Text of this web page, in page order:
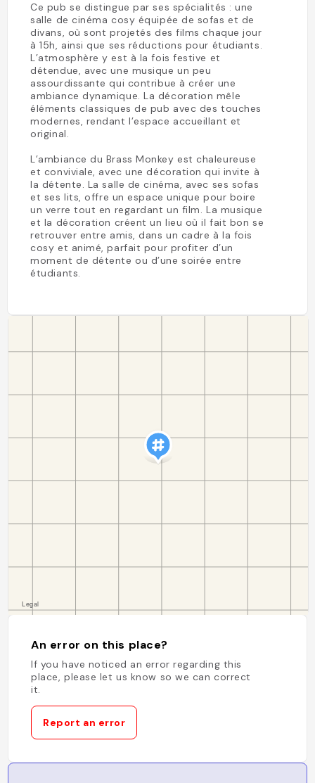
Ce pub se distingue par ses spécialités : une
salle de cinéma cosy équipée de sofas et de
divans, où sont projetés des films chaque jour
à 15h, ainsi que ses réductions pour étudiants.
L’atmosphère y est à la fois festive et
détendue, avec une musique un peu
assourdissante qui contribue à créer une
ambiance dynamique. La décoration mêle
éléments classiques de pub avec des touches
modernes, rendant l’espace accueillant et
original.
L’ambiance du Brass Monkey est chaleureuse
et conviviale, avec une décoration qui invite à
la détente. La salle de cinéma, avec ses sofas
et ses lits, offre un espace unique pour boire
un verre tout en regardant un film. La musique
et la décoration créent un lieu où il fait bon se
retrouver entre amis, dans un cadre à la fois
cosy et animé, parfait pour profiter d’un
moment de détente ou d’une soirée entre
étudiants.
An error on this place?
If you have noticed an error regarding this
place, please let us know so we can correct
it.
Report an error